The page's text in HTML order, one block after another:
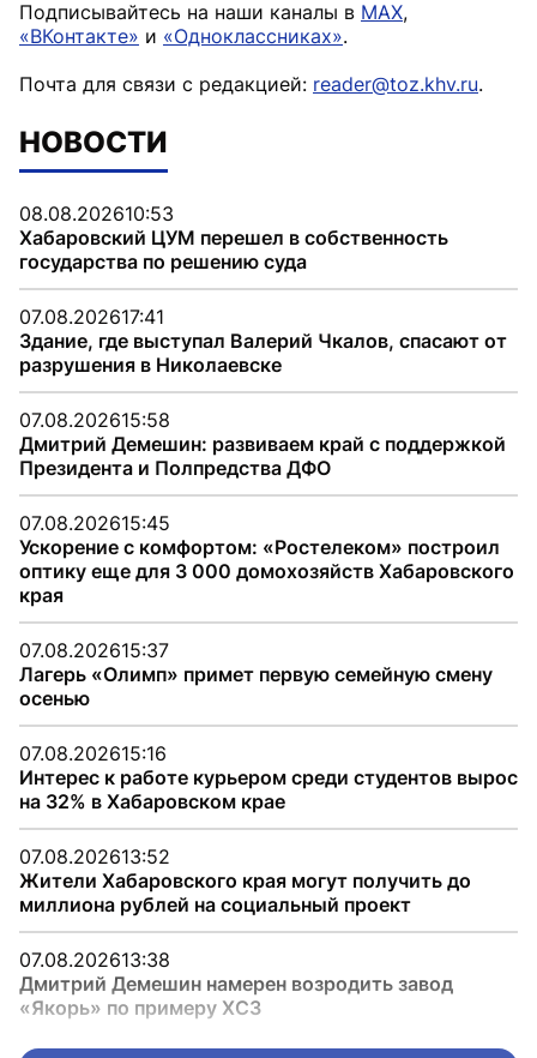
Подписывайтесь на наши каналы в MAX,
«ВКонтакте» и «Одноклассниках».
Почта для связи с редакцией: reader@toz.khv.ru.
НОВОСТИ
08.08.202610:53
Хабаровский ЦУМ перешел в собственность
государства по решению суда
07.08.202617:41
Здание, где выступал Валерий Чкалов, спасают от
разрушения в Николаевске
07.08.202615:58
Дмитрий Демешин: развиваем край с поддержкой
Президента и Полпредства ДФО
07.08.202615:45
Ускорение с комфортом: «Ростелеком» построил
оптику еще для 3 000 домохозяйств Хабаровского
края
07.08.202615:37
Лагерь «Олимп» примет первую семейную смену
осенью
07.08.202615:16
Интерес к работе курьером среди студентов вырос
на 32% в Хабаровском крае
07.08.202613:52
Жители Хабаровского края могут получить до
миллиона рублей на социальный проект
07.08.202613:38
Дмитрий Демешин намерен возродить завод
«Якорь» по примеру ХСЗ